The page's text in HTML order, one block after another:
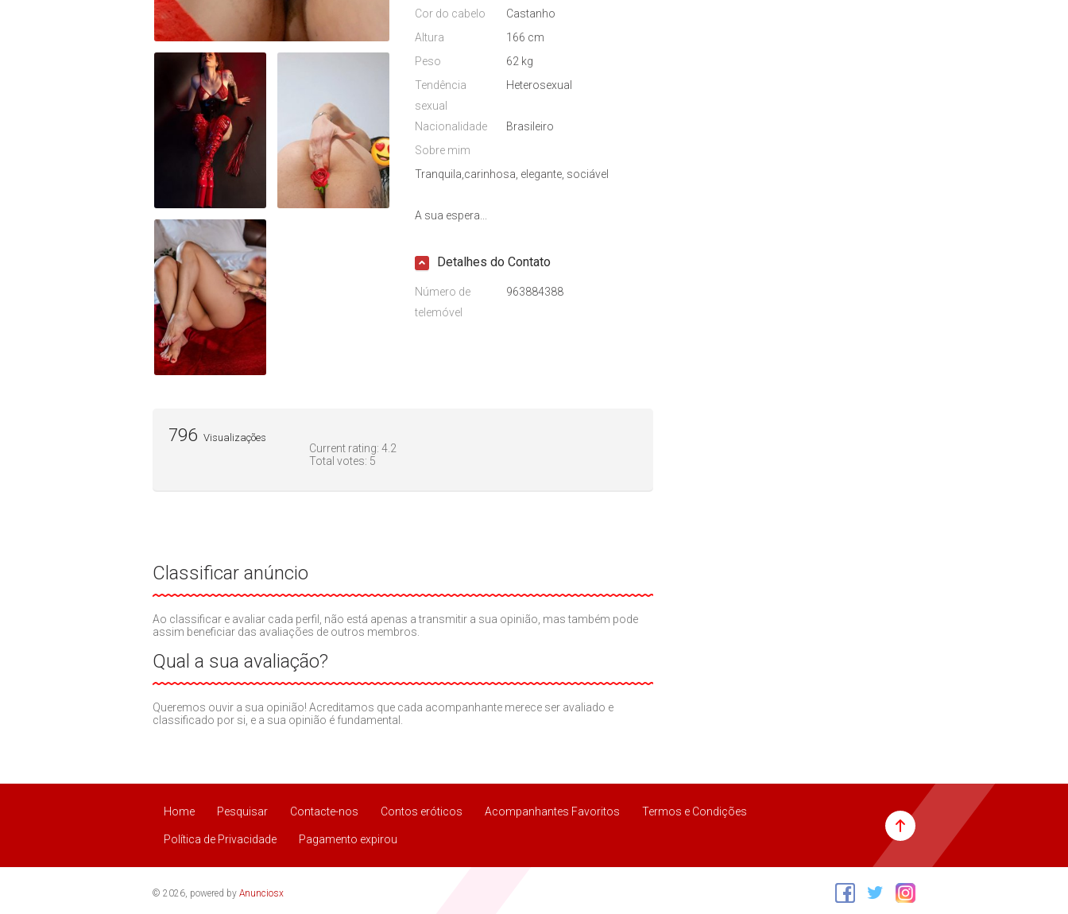
Cor do cabelo
Castanho
Altura
166 cm
Peso
62 kg
Tendência
sexual
Heterosexual
Nacionalidade
Brasileiro
Sobre mim
Tranquila,carinhosa, elegante, sociável
A sua espera...
Detalhes do Contato
Número de
telemóvel
963884388
Current rating: 4.2
Total votes: 5
796 Visualizações
Classificar anúncio
Ao classificar e avaliar cada perfil, não está apenas a transmitir a sua opinião, mas também pode
assim beneficiar das avaliações de outros membros.
Qual a sua avaliação?
Queremos ouvir a sua opinião! Acreditamos que cada acompanhante merece ser avaliado e
classificado por si, e a sua opinião é fundamental.
Home Pesquisar Contacte-nos Contos eróticos Acompanhantes Favoritos Termos e Condições
Política de Privacidade Pagamento expirou
© 2026, powered by Anunciosx